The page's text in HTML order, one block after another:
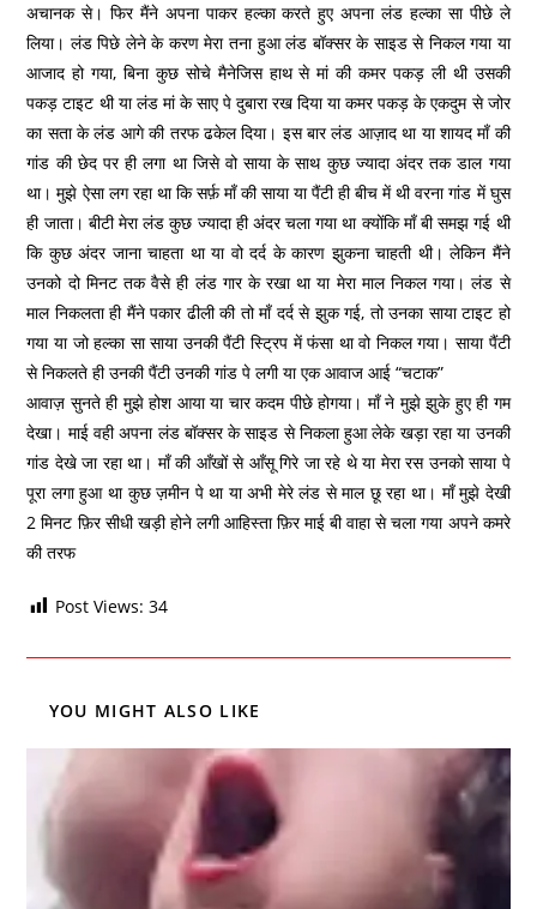
अचानक से। फिर मैंने अपना पाकर हल्का करते हुए अपना लंड हल्का सा पीछे ले
लिया। लंड पिछे लेने के करण मेरा तना हुआ लंड बॉक्सर के साइड से निकल गया या
आजाद हो गया, बिना कुछ सोचे मैनेजिस हाथ से मां की कमर पकड़ ली थी उसकी
पकड़ टाइट थी या लंड मां के साए पे दुबारा रख दिया या कमर पकड़ के एकदुम से जोर
का सता के लंड आगे की तरफ ढकेल दिया। इस बार लंड आज़ाद था या शायद माँ की
गांड की छेद पर ही लगा था जिसे वो साया के साथ कुछ ज्यादा अंदर तक डाल गया
था। मुझे ऐसा लग रहा था कि सर्फ़ माँ की साया या पैंटी ही बीच में थी वरना गांड में घुस
ही जाता। बीटी मेरा लंड कुछ ज्यादा ही अंदर चला गया था क्योंकि माँ बी समझ गई थी
कि कुछ अंदर जाना चाहता था या वो दर्द के कारण झुकना चाहती थी। लेकिन मैंने
उनको दो मिनट तक वैसे ही लंड गार के रखा था या मेरा माल निकल गया। लंड से
माल निकलता ही मैंने पकार ढीली की तो माँ दर्द से झुक गई, तो उनका साया टाइट हो
गया या जो हल्का सा साया उनकी पैंटी स्ट्रिप में फंसा था वो निकल गया। साया पैंटी
से निकलते ही उनकी पैंटी उनकी गांड पे लगी या एक आवाज आई “चटाक”
आवाज़ सुनते ही मुझे होश आया या चार कदम पीछे होगया। माँ ने मुझे झुके हुए ही गम
देखा। माई वही अपना लंड बॉक्सर के साइड से निकला हुआ लेके खड़ा रहा या उनकी
गांड देखे जा रहा था। माँ की आँखों से आँसू गिरे जा रहे थे या मेरा रस उनको साया पे
पूरा लगा हुआ था कुछ ज़मीन पे था या अभी मेरे लंड से माल छू रहा था। माँ मुझे देखी
2 मिनट फ़िर सीधी खड़ी होने लगी आहिस्ता फ़िर माई बी वाहा से चला गया अपने कमरे
की तरफ
Post Views: 34
YOU MIGHT ALSO LIKE